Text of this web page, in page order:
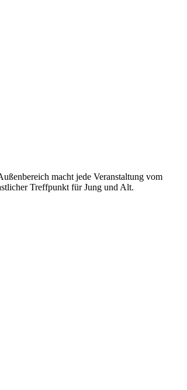
macht jede Veranstaltung vom
Treffpunkt für Jung und Alt.